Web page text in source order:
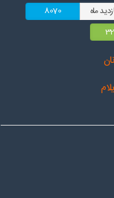
ماه
8070